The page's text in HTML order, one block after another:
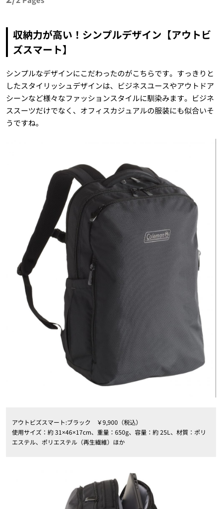
収納力が高い！シンプルデザイン【アウトビ
ズスマート】
シンプルなデザインにこだわったのがこちらです。すっきりと
したスタイリッシュデザインは、ビジネスユースやアウトドア
シーンなど様々なファッションスタイルに馴染みます。ビジネ
ススーツだけでなく、オフィスカジュアルの服装にも似合いそ
うですね。
アウトビズスマート:ブラック ￥9,900（税込）
使用サイズ：約 31×46×17cm、重量：650g、容量：約 25L、材質：ポリ
エステル、ポリエステル（再生繊維）ほか